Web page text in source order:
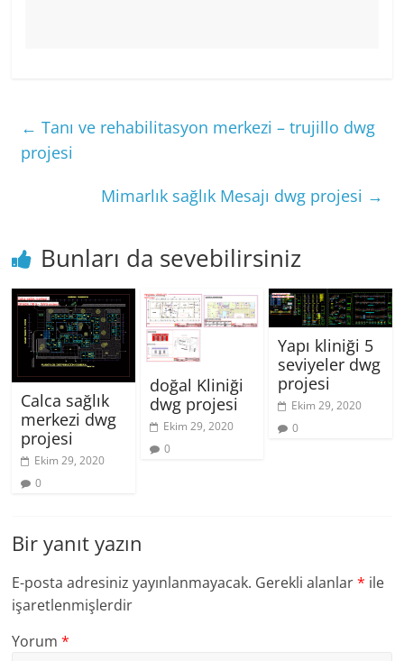
← Tanı ve rehabilitasyon merkezi – trujillo dwg
projesi
Mimarlık sağlık Mesajı dwg projesi →
Bunları da sevebilirsiniz
Calca sağlık
merkezi dwg
projesi
Ekim 29, 2020
0
doğal Kliniği
dwg projesi
Ekim 29, 2020
0
Yapı kliniği 5
seviyeler dwg
projesi
Ekim 29, 2020
0
Bir yanıt yazın
E-posta adresiniz yayınlanmayacak. Gerekli alanlar* ile
işaretlenmişlerdir
Yorum*